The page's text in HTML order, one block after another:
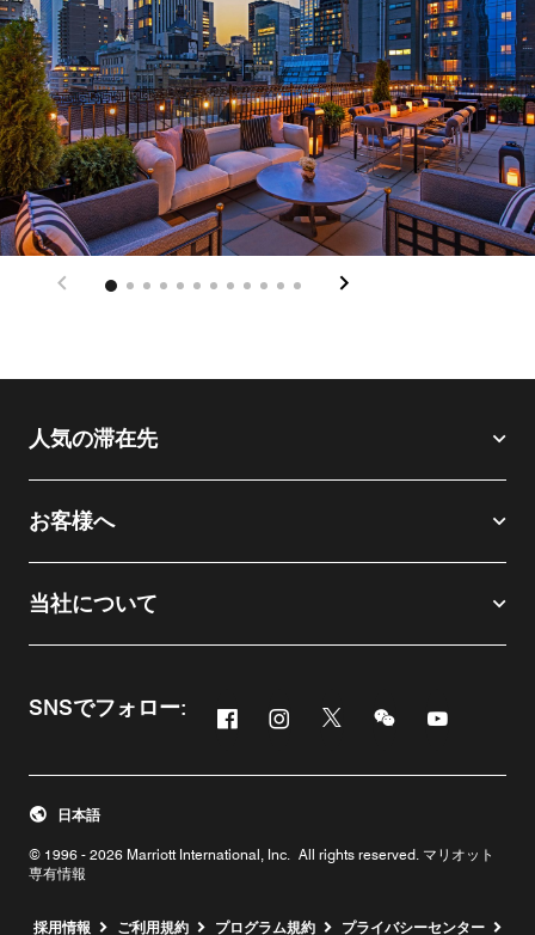
人気の滞在先
お客様へ
当社について
SNSでフォロー: Facebook
新しいウィンドウで開く
Instagram
新しいウィンドウで開く
Twitter
新しいウィンドウで開
Messenger
新しいウィンド
新しいウ
© 1996 - 2026 Marriott International, Inc. All rights reserved. マリオット
専有情報
日本語
採用情報 新しいウィンドウで開く
ご利用規約 プログラム規約 プライバシーセンター